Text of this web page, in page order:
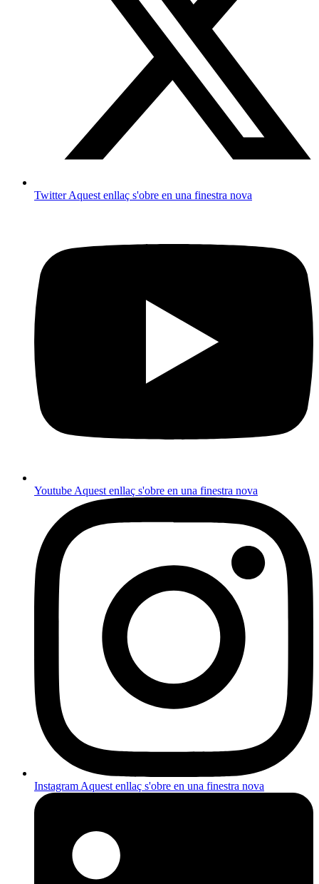
TwitterAquest enllaç s'obre en una finestra nova
Youtube Aquest enllaç s'obre en una finestra nova
Instagram Aquest enllaç s'obre en una finestra nova